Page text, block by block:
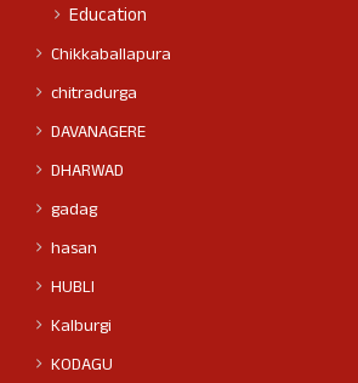
Education
Chikkaballapura
chitradurga
DAVANAGERE
DHARWAD
gadag
hasan
HUBLI
Kalburgi
KODAGU